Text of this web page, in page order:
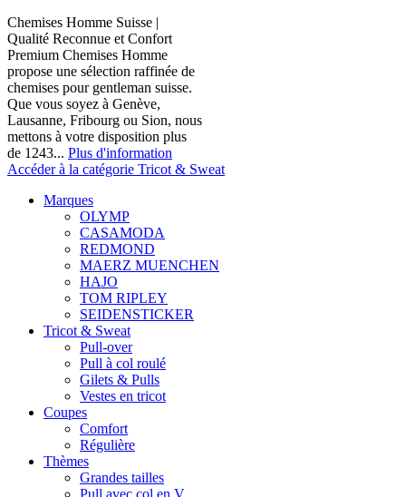
Chemises Homme Suisse |
Qualité Reconnue et Confort
Premium Chemises Homme
propose une sélection raffinée de
chemises pour gentleman suisse.
Que vous soyez à Genève,
Lausanne, Fribourg ou Sion, nous
mettons à votre disposition plus
de 1243... Plus d'information
Accéder à la catégorie Tricot & Sweat
Marques
OLYMP
CASAMODA
REDMOND
MAERZ MUENCHEN
HAJO
TOM RIPLEY
SEIDENSTICKER
Tricot & Sweat
Pull-over
Pull à col roulé
Gilets & Pulls
Vestes en tricot
Coupes
Comfort
Régulière
Thèmes
Grandes tailles
Pull avec col en V